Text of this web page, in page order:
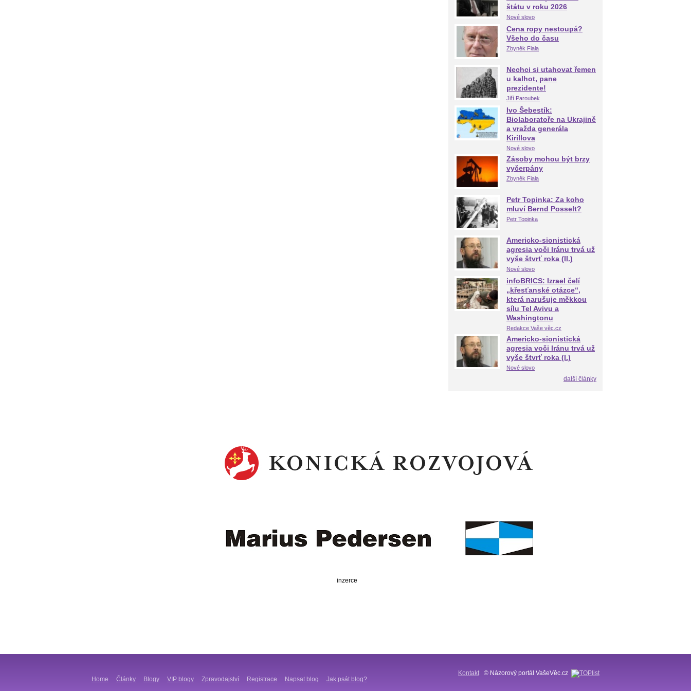
štátu v roku 2026
Nové slovo
Cena ropy nestoupá?
Všeho do času
Zbyněk Fiala
Nechci si utahovat řemen
u kalhot, pane
prezidente!
Jiří Paroubek
Ivo Šebestík:
Biolaboratoře na Ukrajině
a vražda generála
Kirillova
Nové slovo
Zásoby mohou být brzy
vyčerpány
Zbyněk Fiala
Petr Topinka: Za koho
mluví Bernd Posselt?
Petr Topinka
Americko-sionistická
agresia voči Iránu trvá už
vyše štvrť roka (II.)
Nové slovo
infoBRICS: Izrael čelí
„křesťanské otázce“,
která narušuje měkkou
sílu Tel Avivu a
Washingtonu
Redakce Vaše věc.cz
Americko-sionistická
agresia voči Iránu trvá už
vyše štvrť roka (I.)
Nové slovo
další články
inzerce
Home Články Blogy VIP blogy Zpravodajství Registrace Napsat blog Jak psát blog?
Kontakt © Názorový portál VašeVěc.cz